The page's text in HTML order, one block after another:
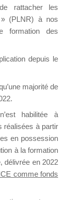
de
rattacher les
» (PLNR) à nos
formation des
depuis le
majorité de
habilitée à
réalisées à partir
en possession
à la formation
délivrée en 2022
comme fonds